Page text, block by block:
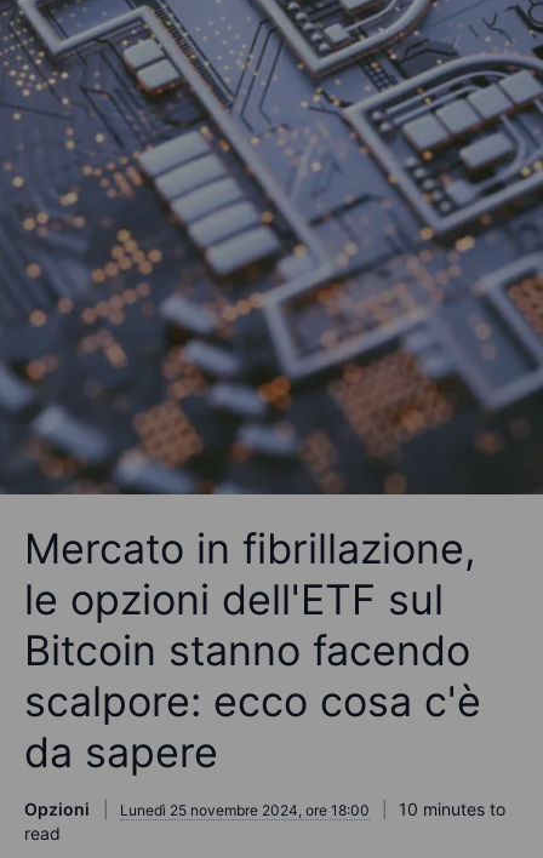
Mercato in fibrillazione,
le opzioni dell'ETF sul
Bitcoin stanno facendo
scalpore: ecco cosa c'è
da sapere
Opzioni Lunedì 25 novembre 2024, ore 18:00
10 minutes to
read